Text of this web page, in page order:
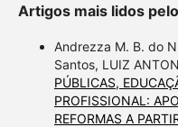
Artigos mais lidos
Andrezza M. B. do
Santos, LUIZ
PÚBLICAS,
PROFISSIONAL:
REFORMAS A